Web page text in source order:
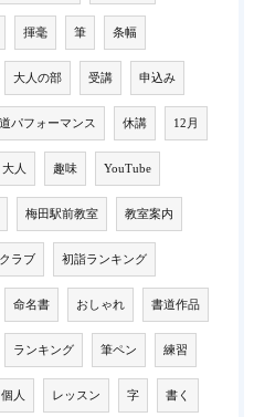
揮毫 筆 条幅
大人の部 受講 申込み
パフォーマンス 休講 12月
大人 趣味 YouTube
梅田駅前教室 教室案内
クラブ 初詣ランキング
命名書 おしゃれ 書道作品
ランキング 筆ペン 練習
個人 レッスン 字 書く